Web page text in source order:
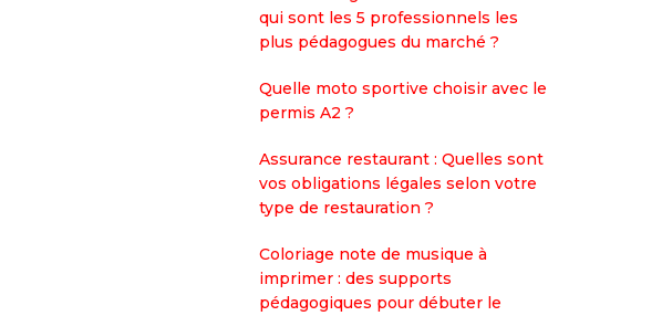
qui sont les 5 professionnels les
plus pédagogues du marché ?
Quelle moto sportive choisir avec le
permis A2 ?
Assurance restaurant : Quelles sont
vos obligations légales selon votre
type de restauration ?
Coloriage note de musique à
imprimer : des supports
pédagogiques pour débuter le